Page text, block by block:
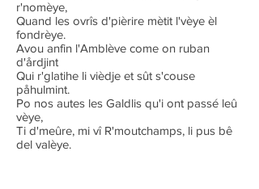
r'nomèye,
Quand les ovrîs d'pièrire mètit l'vèye èl
fondrèye.
Avou anfin l'Amblève come on ruban
d'årdjint
Qui r'glatihe li vièdje et sût s'couse
påhulmint.
Po nos autes les Galdlis qu'i ont passé leû
vèye,
Ti d'meûre, mi vî R'moutchamps, li pus bê
del valèye.